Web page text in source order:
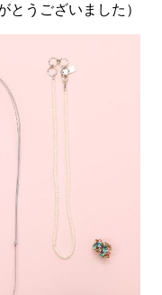
とうございました）